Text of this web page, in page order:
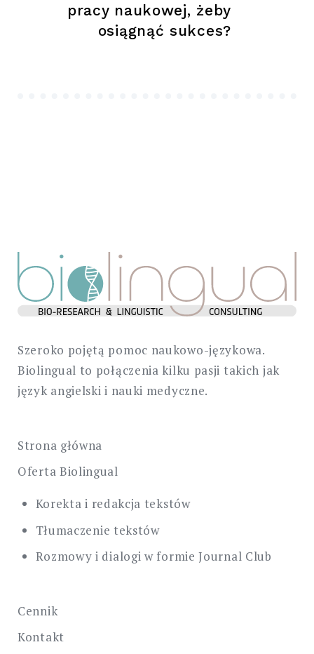
pracy naukowej, żeby
osiągnąć sukces?
Szeroko pojętą pomoc naukowo-językowa.
Biolingual to połączenia kilku pasji takich jak
język angielski i nauki medyczne.
Strona główna
Oferta Biolingual
Korekta i redakcja tekstów
Tłumaczenie tekstów
Rozmowy i dialogi w formie Journal Club
Cennik
Kontakt